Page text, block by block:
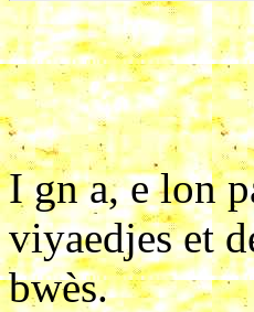
I gn a, e lon
viyaedjes et
bwès.